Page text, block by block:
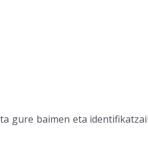
gure baimen eta